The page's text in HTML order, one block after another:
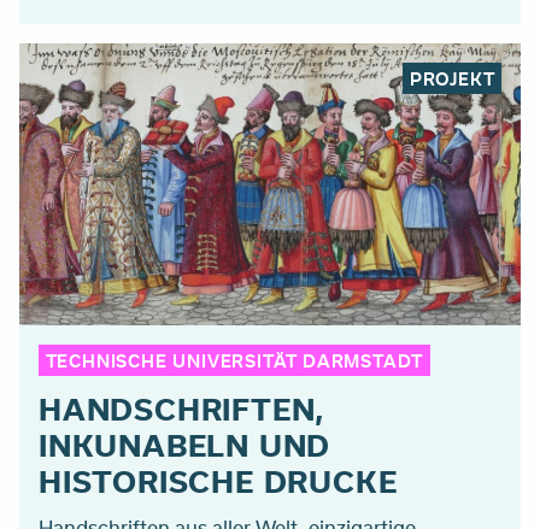
PROJEKT
TECHNISCHE UNIVERSITÄT DARMSTADT
HANDSCHRIFTEN,
INKUNABELN UND
HISTORISCHE DRUCKE